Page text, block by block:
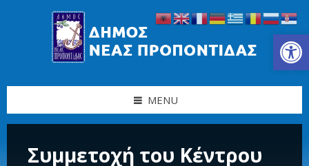
Ανοίξτε τη γραμμή εργαλείων
MENU
Συμμετοχή του Κέντρου